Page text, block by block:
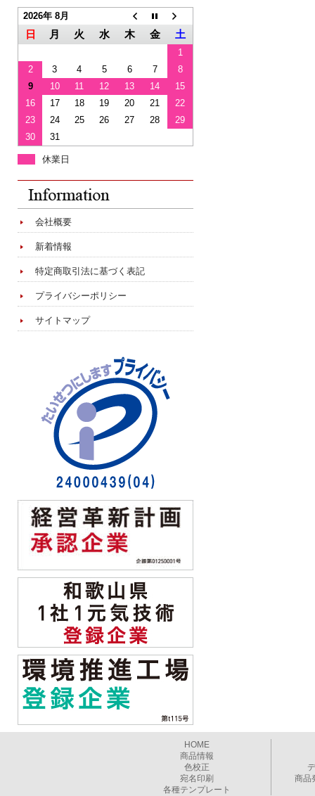
2026年 8月
日 月 火 水 木 金 土
1
2
3 4 5 6 7
8
9
10 11 12 13 14
15
16
17 18 19 20 21
22
23
24 25 26 27 28
29
30
31
休業日
会社概要
新着情報
特定商取引法に基づく表記
プライバシーポリシー
サイトマップ
HOME
商品情報
色校正
宛名印刷
各種テンプレート
商品